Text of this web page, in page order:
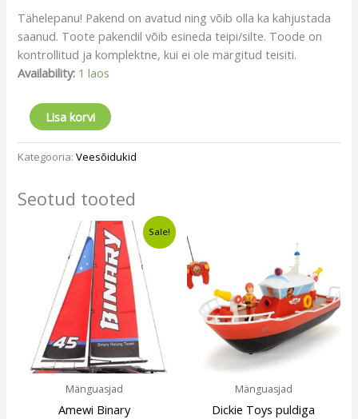
Tähelepanu! Pakend on avatud ning võib olla ka kahjustada
saanud. Toote pakendil võib esineda teipi/silte. Toode on
kontrollitud ja komplektne, kui ei ole märgitud teisiti.
Availability: 1 laos
Lisa korvi
Kategooria:Veesõidukid
Seotud tooted
Sale!
Mänguasjad
Amewi Binary
Algne
hind
oli:
€49,50.
Current
price
is:
€37,49.
Mänguasjad
Dickie Toys puldiga